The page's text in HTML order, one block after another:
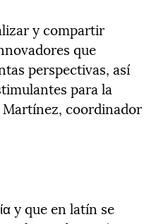
y compartir
que
perspectivas, así
para la
Martínez, coordinador
y que en latín se